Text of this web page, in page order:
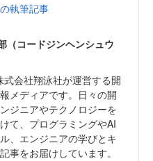
執筆記事
（コードジンヘンシュウ
会社翔泳社が運営する開
メディアです。日々の開
ジニアやテクノロジーを
て、プログラミングやAI
、エンジニアの学びとキ
事をお届けしています。